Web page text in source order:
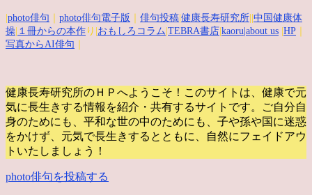
photo俳句 photo俳句電子版 俳句投稿 健康長寿研究所 中国健康体
操 １冊からの本作 り| おもしろコラム TEBRA書店 kaoru |about us HP
写真からAI俳句
健康長寿研究所のＨＰへようこそ！このサイトは、健康で元
気に長生きする情報を紹介・共有するサイトです。
ご自分自
身のためにも、平和な世の中のためにも、子や孫や国に迷惑
をかけず、元気で長生きするとともに、自然にフェイドアウ
トいたしましょう！
photo俳句を投稿する